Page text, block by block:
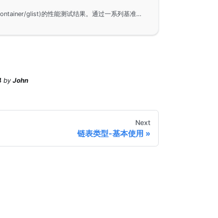
在GoFrame框架下，链表(container/glist)的性能测试结果。通过一系列基准测试，包括PushBack、PushFront、Len、PopFront和PopBack，评估了链表操作的效率和性能，以帮助开发者优化代码性能。
byJohn
Next
链表类型-基本使用